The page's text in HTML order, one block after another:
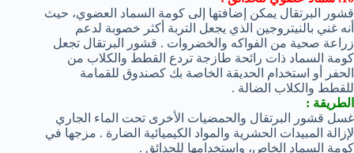
قشور البرتقال يمكن إضافتها إلى كومة السماد العضوي، حيث
أنه غني بالنيتروجين الذي يجعل التربة أكثر خصوبة لدعم
زراعة صحية من الفواكه والخضروات . قشور البرتقال تجعل
كومة السماد ذات رائحة طازجة تردع القطط والكلاب من
الحفر أو استخدام الحديقة الخاصة بك كصندوق للقمامة
للقطط والكلاب الضالة .
الطريقة :
غسل قشور البرتقال والحمضيات الأخرى تحت الماء الجاري
لإزالة المبيدات الحشرية والمواد الكيميائية الضارة . مزجها في
كومة السماد الخاص، واستخدامها للحدائق .